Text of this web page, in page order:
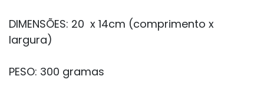
DIMENSÕES: 20 x 14cm (comprimento x
largura)
PESO: 300 gramas